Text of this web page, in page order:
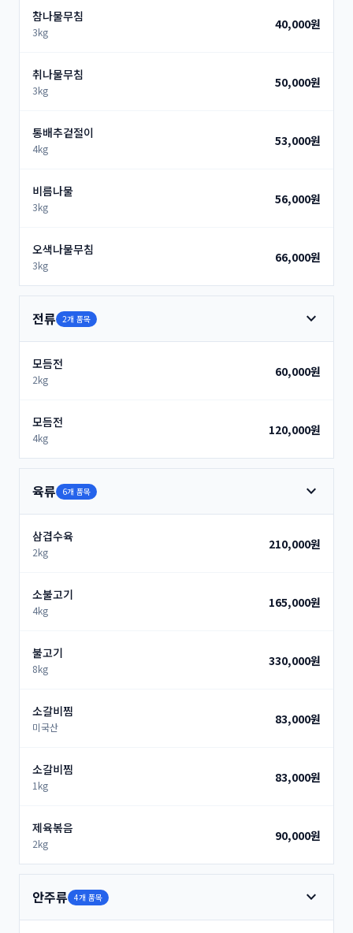
참나물무침
3kg
40,000원
취나물무침
3kg
50,000원
통배추겉절이
4kg
53,000원
비름나물
3kg
56,000원
오색나물무침
3kg
66,000원
전류 2개 품목 expand_more
모듬전
2kg
60,000원
모듬전
4kg
120,000원
육류 6개 품목 expand_more
삼겹수육
2kg
210,000원
소불고기
4kg
165,000원
불고기
8kg
330,000원
소갈비찜
미국산
83,000원
소갈비찜
1kg
83,000원
제육볶음
2kg
90,000원
안주류 4개 품목 expand_more